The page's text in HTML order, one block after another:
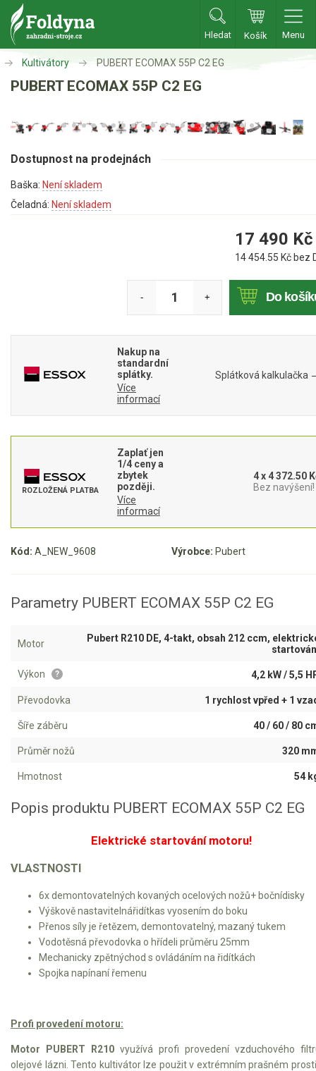
Hledat Košík Menu
Zahradní traktory
Zahradní ridery
Příslušenství
Sekačky
Křovinořezy a vyžínače
Benzínové křovinořezy a vyžínače
Benzínové pily
Aku pily
Aku sekačky
Aku STIHL
Aku AL-KO
VARI
VARI multifunkční nosiče
Sněhové frézy
Vertikutátory
Kultivátory
Nůžky na živý plot
Vysavače a foukače
Kultivátory PUBERT ECOMAX 55P C2 EG
PUBERT ECOMAX 55P C2 EG
Kód: A_NEW_9608 Výrobce: Pubert
Dostupnost na prodejnách
Baška: Není skladem
Čeladná: Není skladem
17 490 Kč
14 454.55 Kč bez
- + Do
Nakup na
standardní
splátky.
Více
informací
Splátková kalkulačka
ROZLOŽENÁ PLATBA
Zaplať jen
1/4 ceny a
zbytek
později.
Více
informací
4 x 4 372.50
Bez navýšení!
Parametry PUBERT ECOMAX 55P C2 EG
Motor
Pubert R210 DE, 4-takt, obsah 212 ccm,
Výkon ? 4,2 kW / 5,5
Převodovka 1 rychlost vpřed + 1
Šíře záběru 40 / 60 / 80
Průměr nožů 320
Hmotnost 54
Popis produktu PUBERT ECOMAX 55P C2 EG
Elektrické startování motoru!
VLASTNOSTI
6x demontovatelných kovaných ocelových nožů+ bočnídisky
Výškově nastavitelnářidítkas vyosením do boku
Přenos síly je řetězem, demontovatelný, mazaný tukem
Vodotěsná převodovka o hřídeli průměru 25mm
Mechanicky zpětnýchod s ovládáním na řidítkách
Spojka napínaní řemenu
Profi provedení motoru:
Motor PUBERT R210 využívá profi provedení vzduchového
olejové lázni. Tento kultivátor lze použit v extrémním prašném